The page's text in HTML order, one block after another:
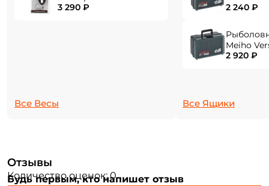
3 290 ₽
Все Весы
2 240 ₽
Meiho
2 920 ₽
Все Ящики
Отзывы
Количество оценок: 0
Будь первым, кто напишет отзыв
Email: *
Создать аккаунт